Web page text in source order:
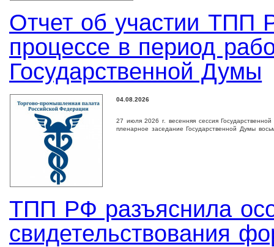
Отчет об участии ТПП
процессе в период
Государственной Думы
04.08.2026
27 июля 2026 г. весенняя сессия
пленарное заседание Государственной Дyмы
ТПП РФ разъяснила
свидетельствования